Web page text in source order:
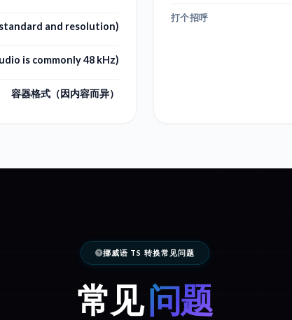
and resolution)
is commonly 48 kHz)
容器格式（因内容而异）
打个招呼
挪威语 TS 转换常见问题
常见问题